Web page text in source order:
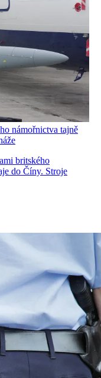
námořnictva tajně
britského
do Číny. Stroje